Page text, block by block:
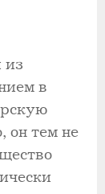
из
в
он тем не